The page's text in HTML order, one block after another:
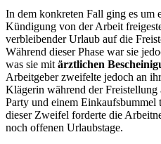
In dem konkreten Fall ging es um
Kündigung von der Arbeit
verbleibender Urlaub auf die
Während dieser Phase war sie
was sie mit ärztlichen
Arbeitgeber zweifelte jedoch an
Klägerin während der
Party und einem Einkaufsbummel
dieser Zweifel forderte die
noch offenen Urlaubstage.